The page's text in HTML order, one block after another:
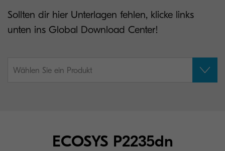
Sollten dir hier Unterlagen fehlen, klicke links
unten ins Global Download Center!
Wählen Sie ein Produkt
ECOSYS P2235dn